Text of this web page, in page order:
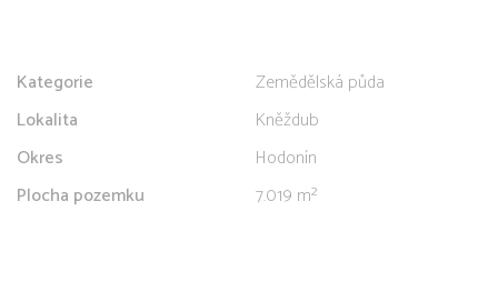
Kategorie
Zemědělská půda
Lokalita
Kněždub
Okres
Hodonín
Plocha pozemku
7.019 m²